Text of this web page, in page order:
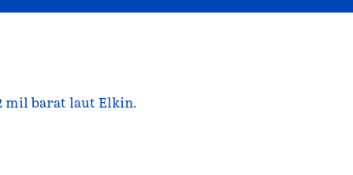
mil barat laut Elkin.